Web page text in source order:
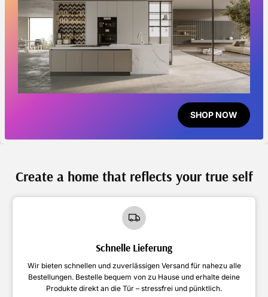
SHOP NOW
Create a home that reflects your true self
Schnelle Lieferung
Wir bieten schnellen und zuverlässigen Versand für nahezu alle
Bestellungen. Bestelle bequem von zu Hause und erhalte deine
Produkte direkt an die Tür – stressfrei und pünktlich.